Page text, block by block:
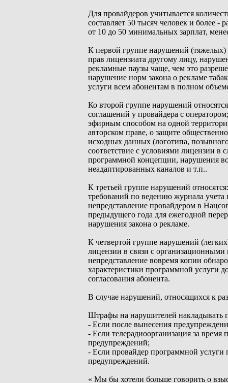
Для провайдеров учитывается
составляет 50 тысяч человек и более
от 10 до 50 минимальных зарплат,
К первой группе нарушений (тяжелых)
прав лицензиата другому лицу,
рекламные паузы чаще, чем это
нарушение норм закона о рекламе
услуги всем абонентам в полном
Ко второй группе нарушений
соглашений у провайдера с
эфирным способом на одной
авторском праве, о защите
исходных данных (логотипа,
соответствие с условиями лицензии в
программной концепции, нарушения во
неадаптированных каналов и т.п..
К третьей группе нарушений
требований по ведению журнала учета
непредставление провайдером в
предыдущего года для ежегодной
нарушения закона о рекламе.
К четвертой группе нарушений
лицензии в связи с
непредставление вовремя копии
характеристики программной услуги
согласования абонента.
В случае нарушений, относящихся к
Штрафы на нарушителей накладывать
- Если после вынесения
- Если телерадиоорганизация за
предупреждений;
- Если провайдер программной
предупреждений.
« Мы бы хотели больше говорить о